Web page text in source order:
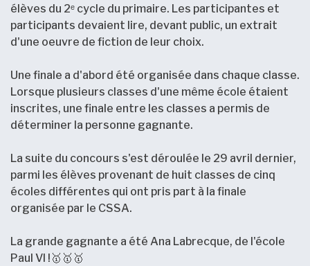
élèves du 2ᵉ cycle du primaire. Les participantes et
participants devaient lire, devant public, un extrait
d'une oeuvre de fiction de leur choix.
Une finale a d'abord été organisée dans chaque classe.
Lorsque plusieurs classes d'une même école étaient
inscrites, une finale entre les classes a permis de
déterminer la personne gagnante.
La suite du concours s'est déroulée le 29 avril dernier,
parmi les élèves provenant de huit classes de cinq
écoles différentes qui ont pris part à la finale
organisée par le CSSA.
La grande gagnante a été Ana Labrecque, de l'école
Paul VI !🥇🥇🥇